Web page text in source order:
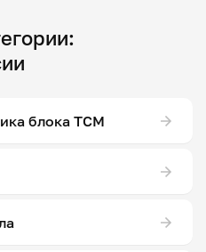
блока ТСМ